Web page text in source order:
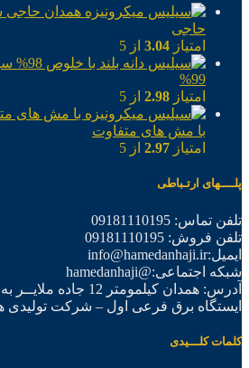
حاجی
امتیاز 3.04 از 5
99%
امتیاز 2.98 از 5
با مش های متفاوت
امتیاز 2.97 از 5
پلــــهای ارتـباطی
تلفن تماس: 09181110195
تلفن فروش: 09181110195
ایمیل:info@hamedanhaji.ir
شبکه اجتماعی:@hamedanhaji
آدرس: همدان کیلمومتر
ایستگاه برق فرعی اول – شرکت تولیدی
کلمات کلـــیدی